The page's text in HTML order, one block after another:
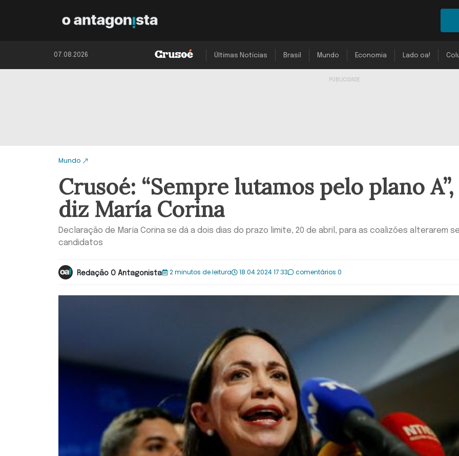
07.08.2026 Últimas Notícias Brasil Mundo Economia Lado oa!
Mundo
Crusoé: “Sempre lutamos pelo plano A”,
diz María Corina
Declaração de María Corina se dá a dois dias do prazo limite, 20 de abril, para as coalizões alterarem
candidatos
Redação O Antagonista 2 minutos de leitura 18.04.2024 17:33 comentários 0